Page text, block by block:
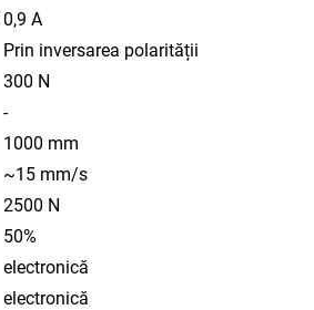
0,9 A
Prin inversarea polarității
300 N
-
1000 mm
~15 mm/s
2500 N
50%
electronică
electronică